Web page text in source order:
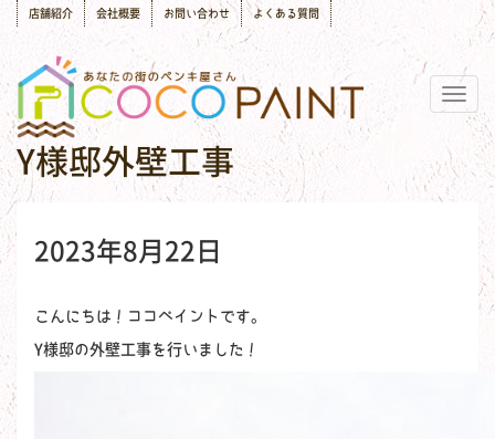
店舗紹介 会社概要 お問い合わせ よくある質問
Y様邸外壁工事
2023年8月22日
こんにちは！ココペイントです。
Y様邸の外壁工事を行いました！